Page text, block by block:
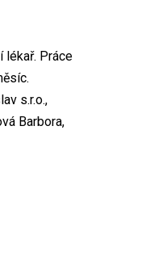
lékař. Práce
s.r.o.,
Barbora,